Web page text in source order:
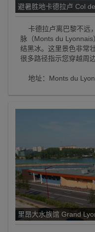
避暑胜地卡德拉卢 Col
卡德拉卢离巴黎不远
脉（Monts du
结黑冰。这里景色非常
很多路径指示您穿越周
地址：Monts du
里昂大水族馆 Grand